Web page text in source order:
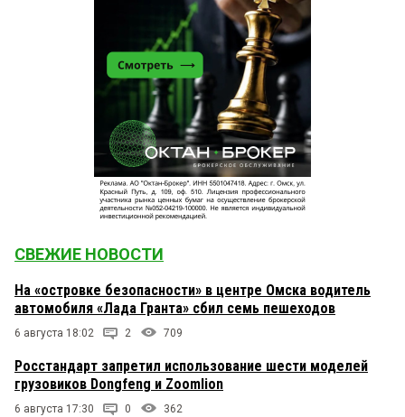
СВЕЖИЕ НОВОСТИ
На «островке безопасности» в центре Омска водитель
автомобиля «Лада Гранта» сбил семь пешеходов
6 августа 18:02 2 709
Росстандарт запретил использование шести моделей
грузовиков Dongfeng и Zoomlion
6 августа 17:30 0 362